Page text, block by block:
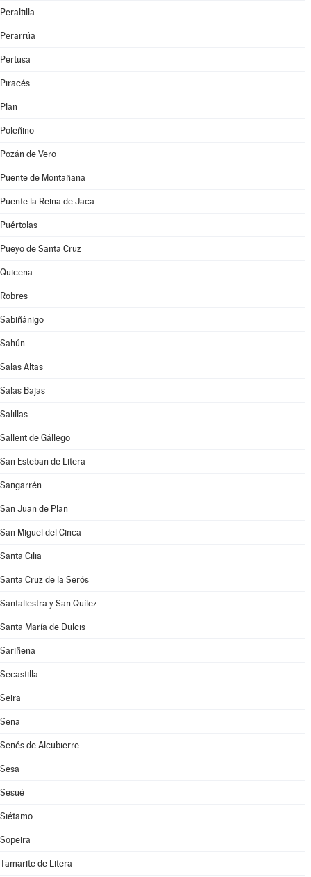
Peraltilla
Perarrúa
Pertusa
Piracés
Plan
Poleñino
Pozán de Vero
Puente de Montañana
Puente la Reina de Jaca
Puértolas
Pueyo de Santa Cruz
Quicena
Robres
Sabiñánigo
Sahún
Salas Altas
Salas Bajas
Salillas
Sallent de Gállego
San Esteban de Litera
Sangarrén
San Juan de Plan
San Miguel del Cinca
Santa Cilia
Santa Cruz de la Serós
Santaliestra y San Quílez
Santa María de Dulcis
Sariñena
Secastilla
Seira
Sena
Senés de Alcubierre
Sesa
Sesué
Siétamo
Sopeira
Tamarite de Litera